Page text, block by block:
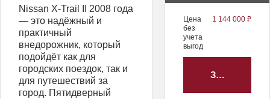
Nissan X-Trail II 2008 года
— это надёжный и
практичный
внедорожник, который
подойдёт как для
городских поездок, так и
для путешествий за
город. Пятидверный
Цена
без
учета
выгод
1 144 000 ₽